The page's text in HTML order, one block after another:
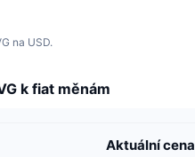
na USD.
k fiat měnám
Aktuální cena